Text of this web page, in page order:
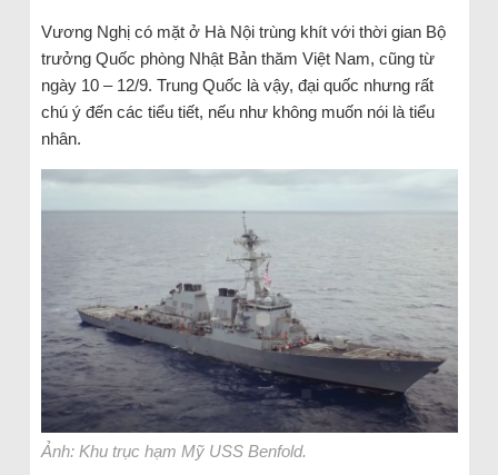
Vương Nghị có mặt ở Hà Nội trùng khít với thời gian Bộ
trưởng Quốc phòng Nhật Bản thăm Việt Nam, cũng từ
ngày 10 – 12/9. Trung Quốc là vậy, đại quốc nhưng rất
chú ý đến các tiểu tiết, nếu như không muốn nói là tiểu
nhân.
Ảnh: Khu trục hạm Mỹ USS Benfold.